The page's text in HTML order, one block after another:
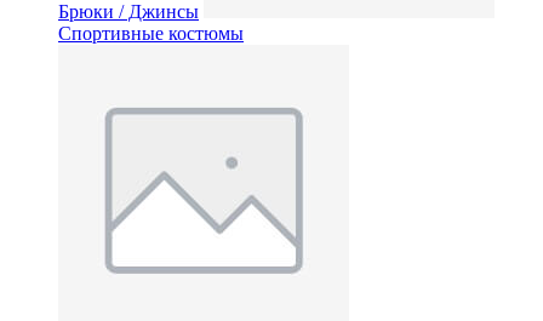
Брюки / Джинсы
Спортивные костюмы